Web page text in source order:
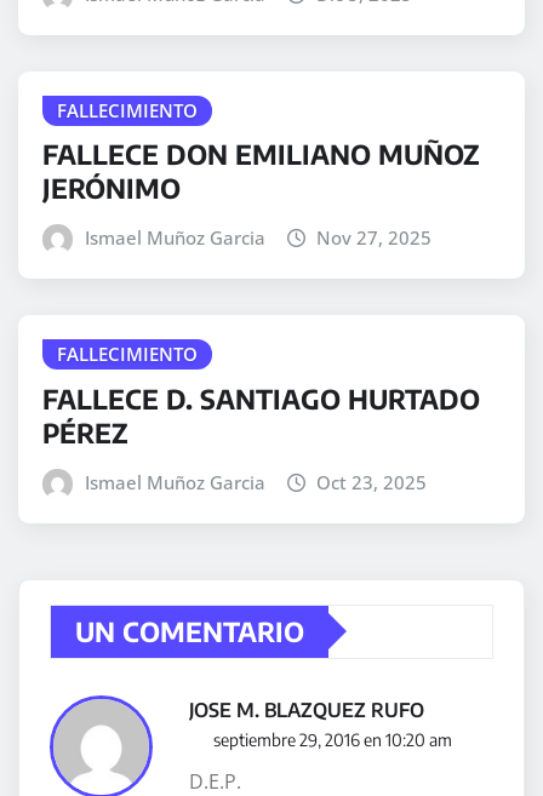
FALLECIMIENTO
FALLECE DON EMILIANO MUÑOZ
JERÓNIMO
Ismael Muñoz Garcia Nov 27, 2025
FALLECIMIENTO
FALLECE D. SANTIAGO HURTADO
PÉREZ
Ismael Muñoz Garcia Oct 23, 2025
UN COMENTARIO
JOSE M. BLAZQUEZ RUFO
septiembre 29, 2016 en 10:20 am
D.E.P.